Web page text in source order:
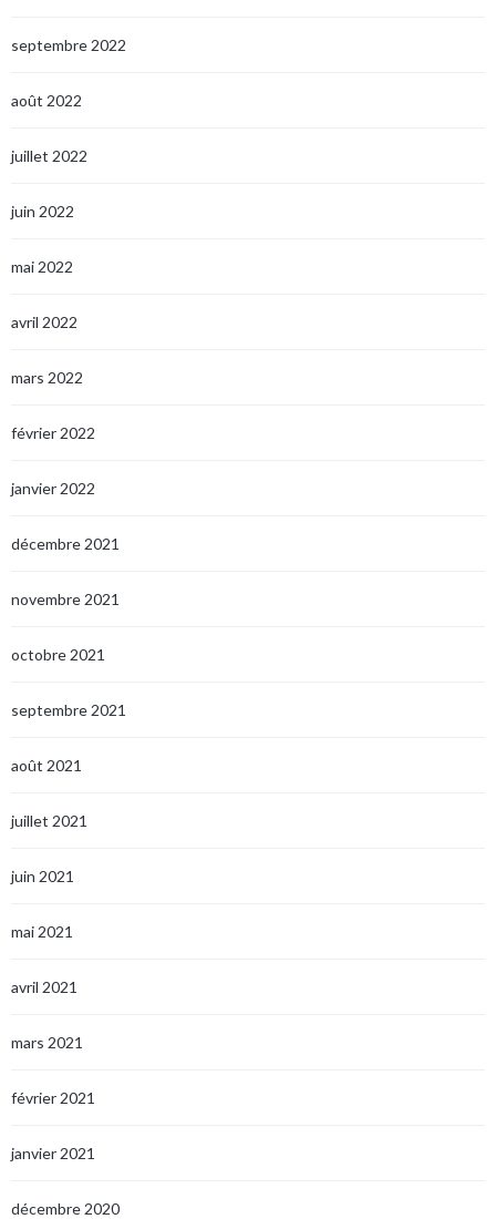
septembre 2022
août 2022
juillet 2022
juin 2022
mai 2022
avril 2022
mars 2022
février 2022
janvier 2022
décembre 2021
novembre 2021
octobre 2021
septembre 2021
août 2021
juillet 2021
juin 2021
mai 2021
avril 2021
mars 2021
février 2021
janvier 2021
décembre 2020